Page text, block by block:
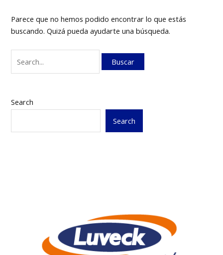
Parece que no hemos podido encontrar lo que estás
buscando. Quizá pueda ayudarte una búsqueda.
Search
Search